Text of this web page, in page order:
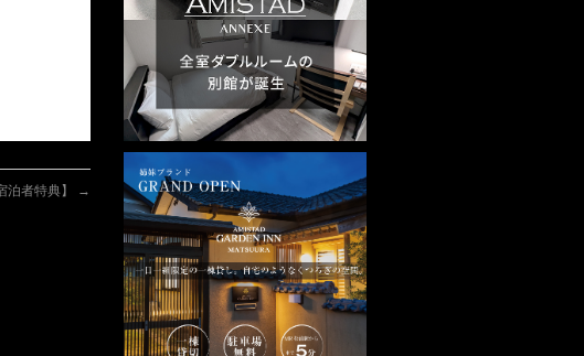
泊者特典】 →